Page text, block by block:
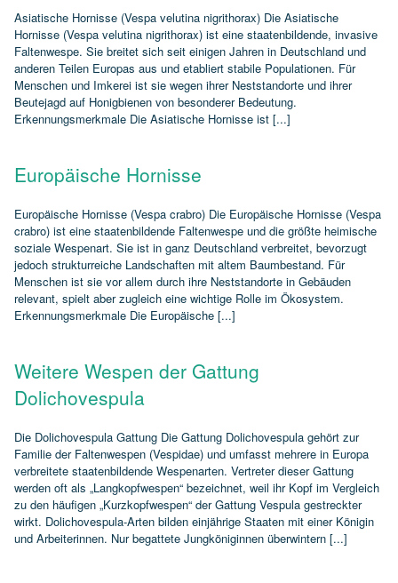
Asiatische Hornisse (Vespa velutina nigrithorax) Die Asiatische
Hornisse (Vespa velutina nigrithorax) ist eine staatenbildende, invasive
Faltenwespe. Sie breitet sich seit einigen Jahren in Deutschland und
anderen Teilen Europas aus und etabliert stabile Populationen. Für
Menschen und Imkerei ist sie wegen ihrer Neststandorte und ihrer
Beutejagd auf Honigbienen von besonderer Bedeutung.
Erkennungsmerkmale Die Asiatische Hornisse ist [...]
Europäische Hornisse
Europäische Hornisse (Vespa crabro) Die Europäische Hornisse (Vespa
crabro) ist eine staatenbildende Faltenwespe und die größte heimische
soziale Wespenart. Sie ist in ganz Deutschland verbreitet, bevorzugt
jedoch strukturreiche Landschaften mit altem Baumbestand. Für
Menschen ist sie vor allem durch ihre Neststandorte in Gebäuden
relevant, spielt aber zugleich eine wichtige Rolle im Ökosystem.
Erkennungsmerkmale Die Europäische [...]
Weitere Wespen der Gattung
Dolichovespula
Die Dolichovespula Gattung Die Gattung Dolichovespula gehört zur
Familie der Faltenwespen (Vespidae) und umfasst mehrere in Europa
verbreitete staatenbildende Wespenarten. Vertreter dieser Gattung
werden oft als „Langkopfwespen“ bezeichnet, weil ihr Kopf im Vergleich
zu den häufigen „Kurzkopfwespen“ der Gattung Vespula gestreckter
wirkt. Dolichovespula‑Arten bilden einjährige Staaten mit einer Königin
und Arbeiterinnen. Nur begattete Jungköniginnen überwintern [...]